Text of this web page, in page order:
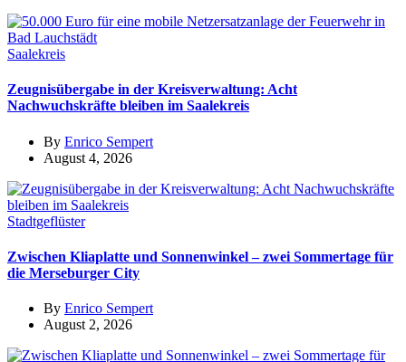
Saalekreis
Zeugnisübergabe in der Kreisverwaltung: Acht
Nachwuchskräfte bleiben im Saalekreis
By Enrico Sempert
August 4, 2026
Stadtgeflüster
Zwischen Kliaplatte und Sonnenwinkel – zwei Sommertage für
die Merseburger City
By Enrico Sempert
August 2, 2026